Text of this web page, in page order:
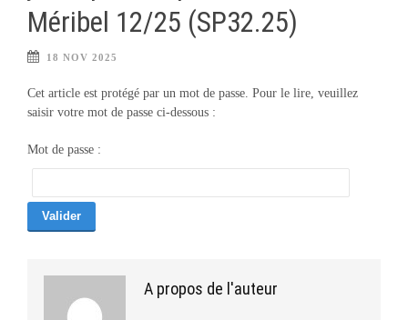
Méribel 12/25 (SP32.25)
18 NOV 2025
Cet article est protégé par un mot de passe. Pour le lire, veuillez
saisir votre mot de passe ci-dessous :
Mot de passe :
A propos de l'auteur